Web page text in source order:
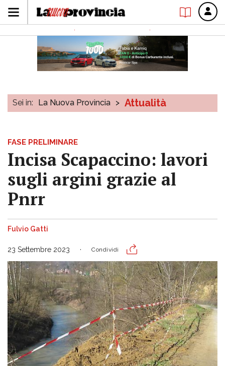
Sei in: La Nuova Provincia > Attualità
FASE PRELIMINARE
Incisa Scapaccino: lavori
sugli argini grazie al
Pnrr
Fulvio Gatti
23 Settembre 2023 Condividi